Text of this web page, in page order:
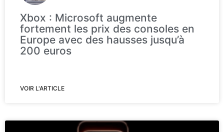
Xbox : Microsoft augmente
fortement les prix des consoles en
Europe avec des hausses jusqu’à
200 euros
VOIR L'ARTICLE